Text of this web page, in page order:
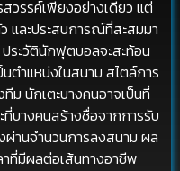
วรรค์เพียงอย่างเดียว แต่
และประสบการณ์ที่สะสมมา
ระวัตินักฟุตบอลจะสะท้อน
นตำแหน่งในสนาม สไตล์การ
นักเตะบางคนอาจเป็นที่
บางคนสร้างชื่อจากการรับ
านจำนวนการลงสนาม ผล
าที่มีผลต่อเส้นทางอาชีพ